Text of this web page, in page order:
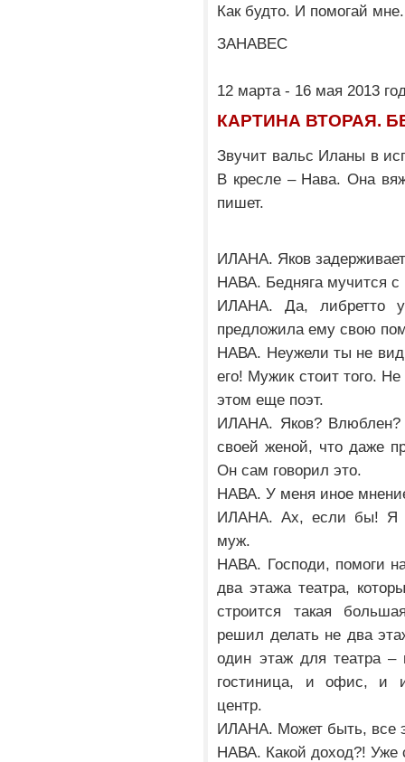
Как будто. И помогай
ЗАНАВЕС
12 марта - 16 мая 2013
КАРТИНА ВТОРАЯ.
Звучит вальс Иланы в
В кресле – Нава. Она
пишет.
ИЛАНА. Яков
НАВА. Бедняга мучится с
ИЛАНА. Да, либретто
предложила ему свою
НАВА. Неужели ты не
его! Мужик стоит того.
этом еще поэт.
ИЛАНА. Яков?
своей женой, что даже
Он сам говорил это.
НАВА. У меня иное
ИЛАНА. Ах, если бы! Я
муж.
НАВА. Господи, помоги
два этажа театра,
строится такая
решил делать не два
один этаж для театра
гостиница, и офис, и
центр.
ИЛАНА. Может быть, все
НАВА. Какой доход?! Уже